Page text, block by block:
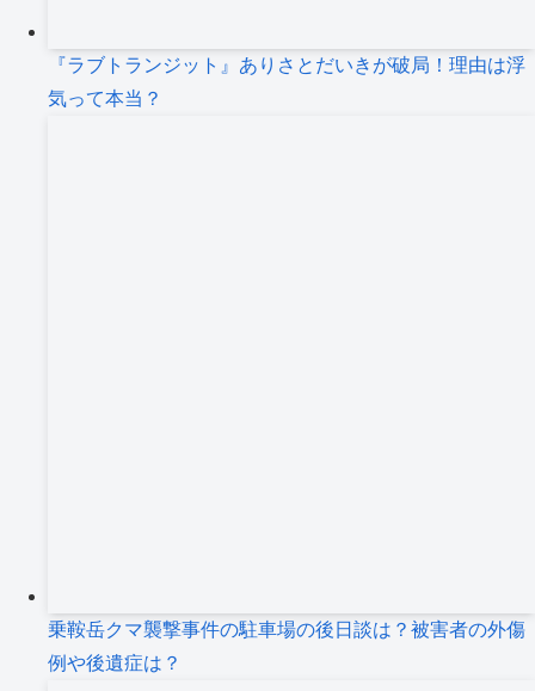
『ラブトランジット』ありさとだいきが破局！理由は浮
気って本当？
乗鞍岳クマ襲撃事件の駐車場の後日談は？被害者の外傷
例や後遺症は？